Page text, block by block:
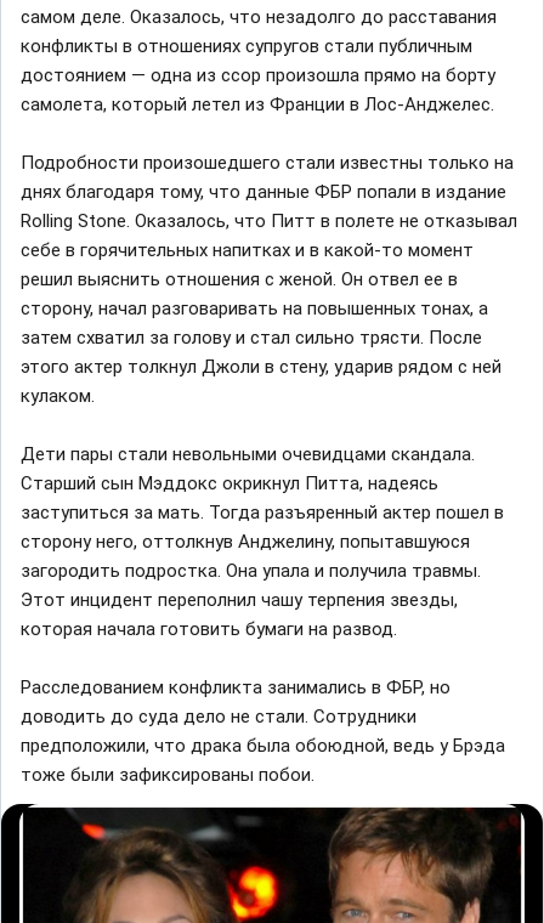
самом деле. Оказалось, что незадолго до расставания
конфликты в отношениях супругов стали публичным
достоянием — одна из ссор произошла прямо на борту
самолета, который летел из Франции в Лос-Анджелес.
Подробности произошедшего стали известны только на
днях благодаря тому, что данные ФБР попали в издание
Rolling Stone. Оказалось, что Питт в полете не отказывал
себе в горячительных напитках и в какой-то момент
решил выяснить отношения с женой. Он отвел ее в
сторону, начал разговаривать на повышенных тонах, а
затем схватил за голову и стал сильно трясти. После
этого актер толкнул Джоли в стену, ударив рядом с ней
кулаком.
Дети пары стали невольными очевидцами скандала.
Старший сын Мэддокс окрикнул Питта, надеясь
заступиться за мать. Тогда разъяренный актер пошел в
сторону него, оттолкнув Анджелину, попытавшуюся
загородить подростка. Она упала и получила травмы.
Этот инцидент переполнил чашу терпения звезды,
которая начала готовить бумаги на развод.
Расследованием конфликта занимались в ФБР, но
доводить до суда дело не стали. Сотрудники
предположили, что драка была обоюдной, ведь у Брэда
тоже были зафиксированы побои.